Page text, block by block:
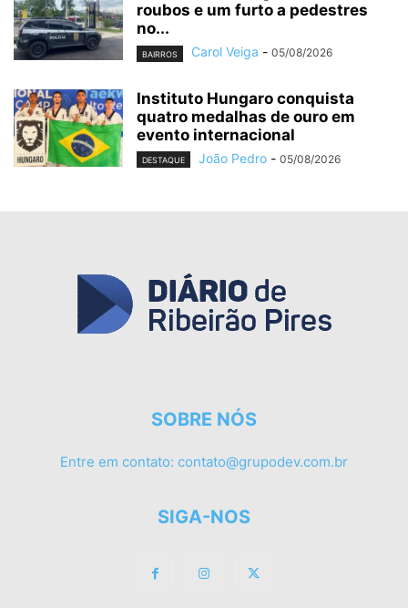
roubos e um furto a pedestres
no...
BAIRROS Carol Veiga - 05/08/2026
Instituto Hungaro conquista
quatro medalhas de ouro em
evento internacional
DESTAQUE João Pedro - 05/08/2026
SOBRE NÓS
Entre em contato: contato@grupodev.com.br
SIGA-NOS